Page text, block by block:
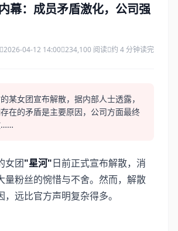
幕：成员矛盾激化，公司强
2026-04-12 14:00 234,100 阅读 约 4 分钟读完
某女团宣布解散，据内部人士透露，
在的矛盾是主要原因，公司方面最终
……
女团"星河"日前正式宣布解散，消
量粉丝的惋惜与不舍。然而，解散
远比官方声明复杂得多。